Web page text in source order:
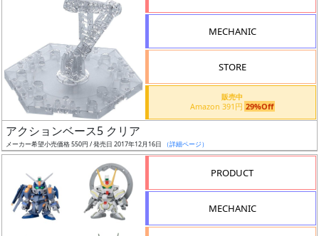
期
月
MECHANIC
STORE
販売中
Amazon 391円 29%Off
アクションベース5 クリア
メーカー希望小売価格 550円 / 発売日 2017年12月16日 （詳細ページ）
PRODUCT
MECHANIC